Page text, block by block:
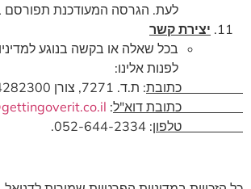
לעת. הגרסה המעודכנת תפורסם
יצירת קשר
בכל שאלה או בקשה בנוגע
לפנות אלינו:
כתובת: ת.ד. 7271, צורן 4282300;
כתובת דוא"ל:
טלפון: 052-644-2334.